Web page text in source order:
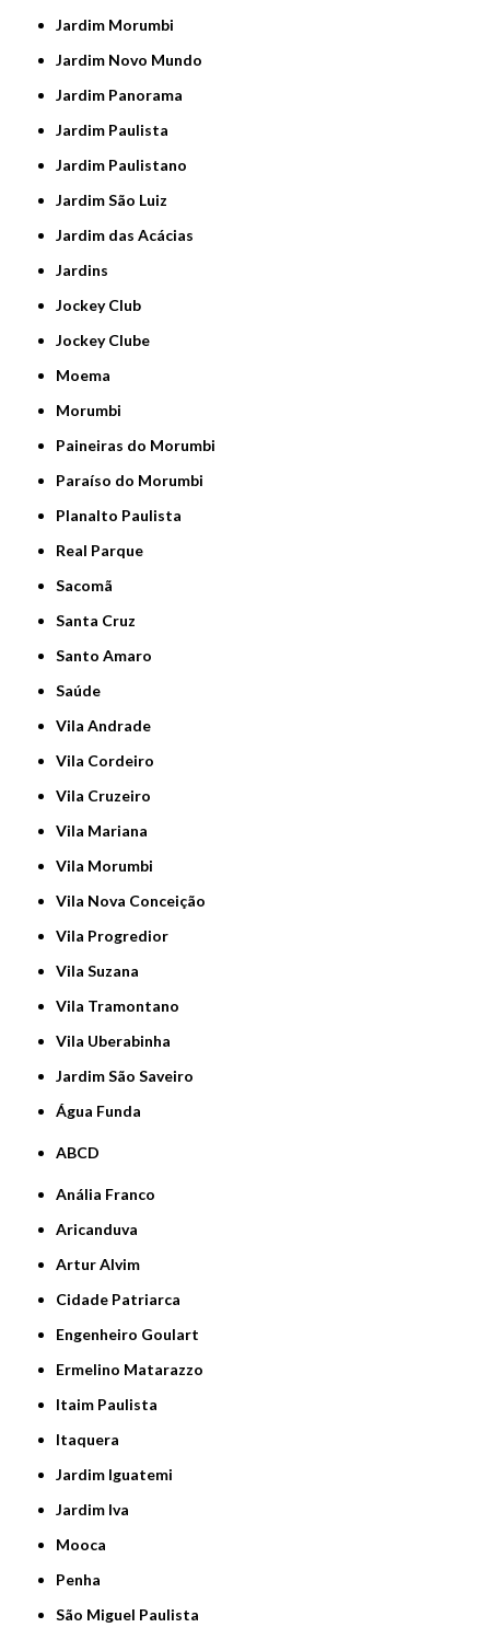
Jardim Morumbi
Jardim Novo Mundo
Jardim Panorama
Jardim Paulista
Jardim Paulistano
Jardim São Luiz
Jardim das Acácias
Jardins
Jockey Club
Jockey Clube
Moema
Morumbi
Paineiras do Morumbi
Paraíso do Morumbi
Planalto Paulista
Real Parque
Sacomã
Santa Cruz
Santo Amaro
Saúde
Vila Andrade
Vila Cordeiro
Vila Cruzeiro
Vila Mariana
Vila Morumbi
Vila Nova Conceição
Vila Progredior
Vila Suzana
Vila Tramontano
Vila Uberabinha
jardim São Saveiro
Água Funda
ABCD
Anália Franco
Aricanduva
Artur Alvim
Cidade Patriarca
Engenheiro Goulart
Ermelino Matarazzo
Itaim Paulista
Itaquera
Jardim Iguatemi
Jardim Iva
Mooca
Penha
São Miguel Paulista